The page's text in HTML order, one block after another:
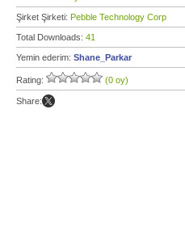
Şirket Şirketi: Pebble Technology Corp
Total Downloads: 41
Yemin ederim: Shane_Parkar
Rating: (0 oy)
Share: